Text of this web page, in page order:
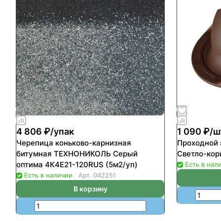
4 806 ₽/упак
Черепица коньково-карнизная
битумная ТЕХНОНИКОЛЬ Серый
оптима 4К4Е21-120RUS (5м2/уп)
Есть в наличии Арт. 042251
В корзину
1 090 ₽/
Проходной
Светло-
Есть в